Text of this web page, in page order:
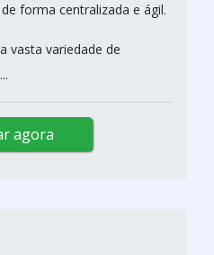
forma centralizada e ágil.
vasta variedade de
agora